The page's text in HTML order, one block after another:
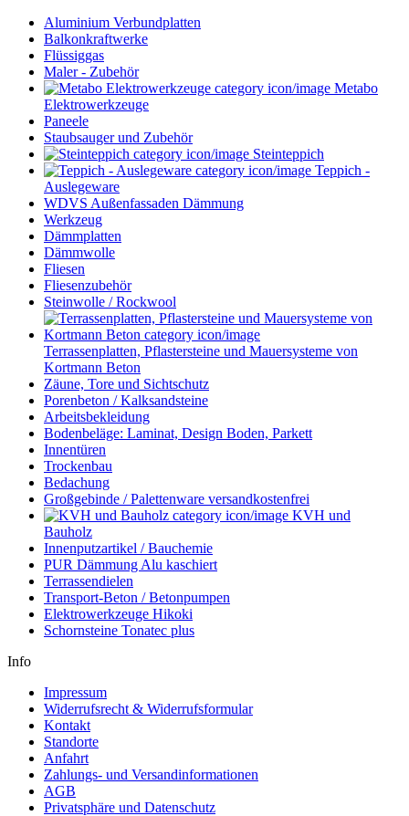
Aluminium Verbundplatten
Balkonkraftwerke
Flüssiggas
Maler - Zubehör
Metabo
Elektrowerkzeuge
Paneele
Staubsauger und Zubehör
Steinteppich
Teppich -
Auslegeware
WDVS Außenfassaden Dämmung
Werkzeug
Dämmplatten
Dämmwolle
Fliesen
Fliesenzubehör
Steinwolle / Rockwool
Terrassenplatten, Pflastersteine und Mauersysteme von
Kortmann Beton
Zäune, Tore und Sichtschutz
Porenbeton / Kalksandsteine
Arbeitsbekleidung
Bodenbeläge: Laminat, Design Boden, Parkett
Innentüren
Trockenbau
Bedachung
Großgebinde / Palettenware versandkostenfrei
KVH und
Bauholz
Innenputzartikel / Bauchemie
PUR Dämmung Alu kaschiert
Terrassendielen
Transport-Beton / Betonpumpen
Elektrowerkzeuge Hikoki
Schornsteine Tonatec plus
Info
Impressum
Widerrufsrecht & Widerrufsformular
Kontakt
Standorte
Anfahrt
Zahlungs- und Versandinformationen
AGB
Privatsphäre und Datenschutz